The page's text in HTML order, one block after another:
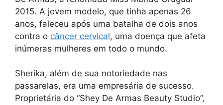
2015. A jovem modelo, que tinha apenas 26
anos, faleceu após uma batalha de dois anos
contra o câncer cervical, uma doença que afeta
inúmeras mulheres em todo o mundo.
Sherika, além de sua notoriedade nas
passarelas, era uma empresária de sucesso.
Proprietária do “Shey De Armas Beauty Studio”,